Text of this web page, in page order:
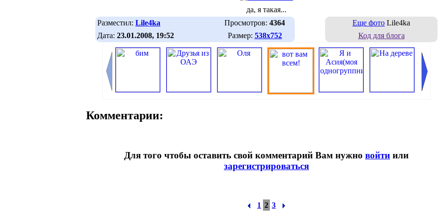
да, я такая...
Разместил: Lile4ka Просмотров: 4364
Дата: 23.01.2008, 19:52 Размер: 538х752
Еще фото Lile4ka
Код для блога
Комментарии:
Для того чтобы оставить свой комментарий Вам нужно войти или
зарегистрироваться
1 2 3